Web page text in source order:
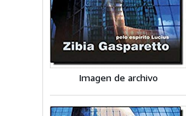
Imagen de archivo